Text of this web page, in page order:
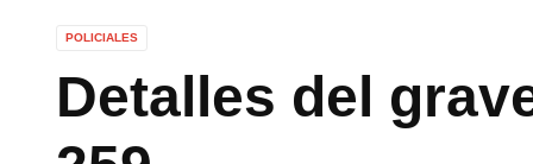
POLICIALES
Detalles del